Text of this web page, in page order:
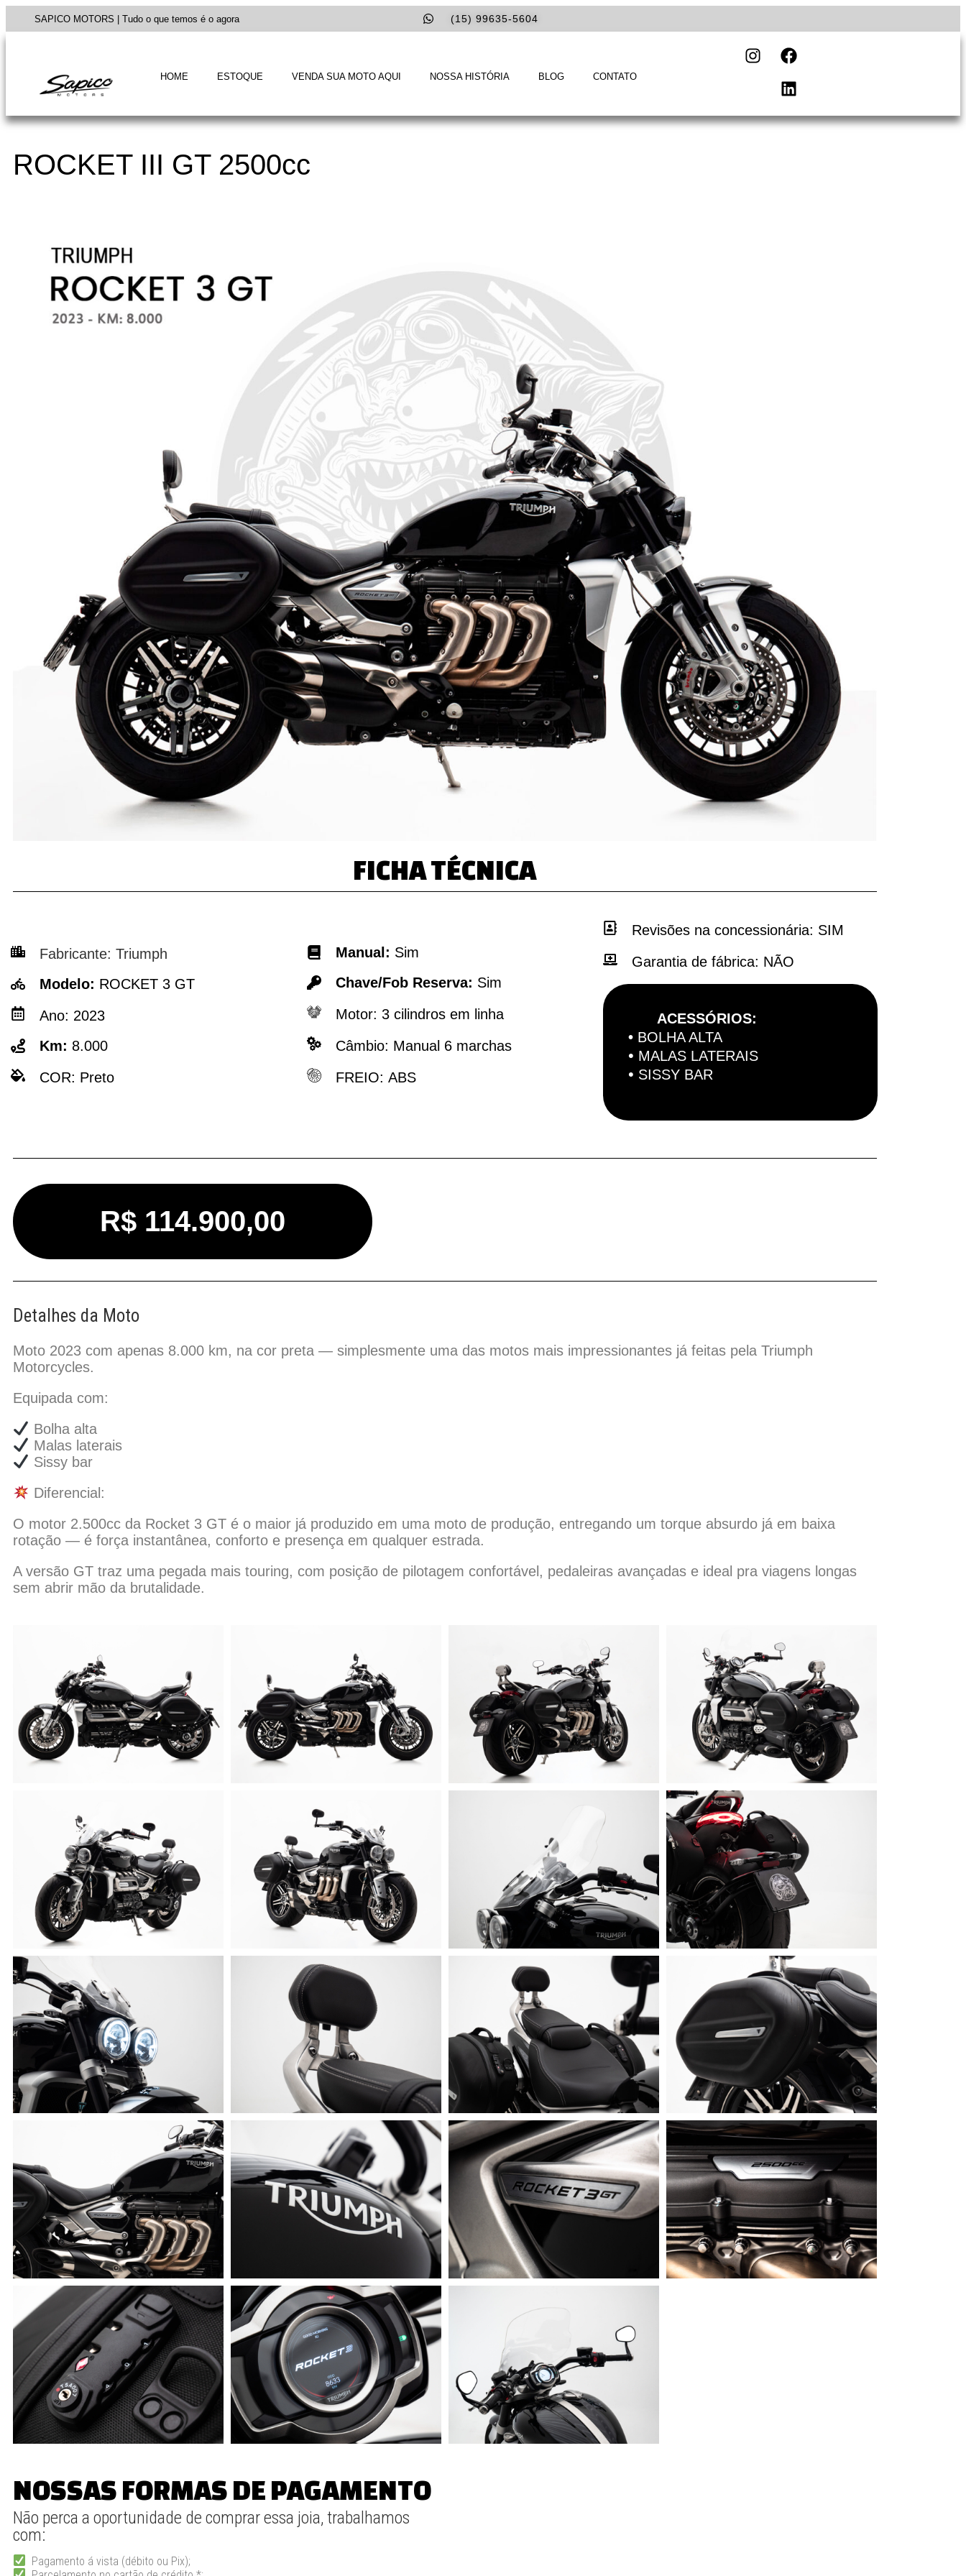
SAPICO MOTORS | Tudo o que temos é o agora (15) 99635-5604
HOME ESTOQUE VENDA SUA MOTO AQUI NOSSA HISTÓRIA BLOG CONTATO
ROCKET III GT 2500cc
FICHA TÉCNICA
Fabricante: Triumph
Modelo: ROCKET 3 GT
Ano: 2023
Km: 8.000
COR: Preto
Manual: Sim
Chave/Fob Reserva: Sim
Motor:3 cilindros em linha
Câmbio: Manual 6 marchas
FREIO:ABS
Revisões na concessionária: SIM
Garantia de fábrica: NÃO
ACESSÓRIOS:
• BOLHA ALTA
• MALAS LATERAIS
• SISSY BAR
R$ 114.900,00
Detalhes da Moto
Moto 2023 com apenas 8.000 km, na cor preta — simplesmente uma das motos mais impressionantes já feitas pela Triumph
Motorcycles.
Equipada com:
Bolha alta
Malas laterais
Sissy bar
Diferencial:
O motor 2.500cc da Rocket 3 GT é o maior já produzido em uma moto de produção, entregando um torque absurdo já em baixa
rotação — é força instantânea, conforto e presença em qualquer estrada.
A versão GT traz uma pegada mais touring, com posição de pilotagem confortável, pedaleiras avançadas e ideal pra viagens longas
sem abrir mão da brutalidade.
NOSSAS FORMAS DE PAGAMENTO
Não perca a oportunidade de comprar essa joia, trabalhamos
com:
Pagamento á vista (débito ou Pix);